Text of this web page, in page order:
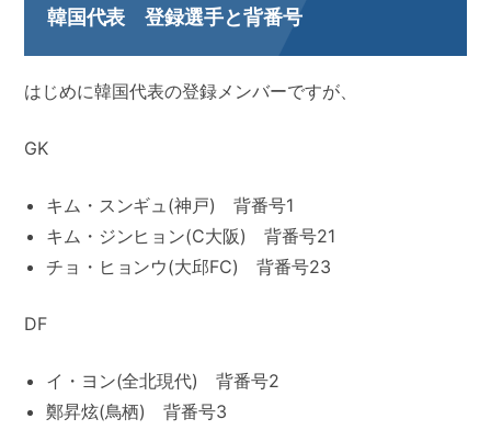
韓国代表 登録選手と背番号
はじめに韓国代表の登録メンバーですが、
GK
キム・スンギュ(神戸) 背番号1
キム・ジンヒョン(C大阪) 背番号21
チョ・ヒョンウ(大邱FC) 背番号23
DF
イ・ヨン(全北現代) 背番号2
鄭昇炫(鳥栖) 背番号3